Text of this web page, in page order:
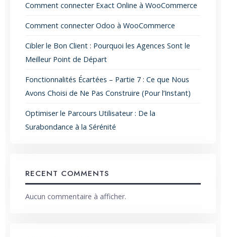
Comment connecter Exact Online à WooCommerce
Comment connecter Odoo à WooCommerce
Cibler le Bon Client : Pourquoi les Agences Sont le
Meilleur Point de Départ
Fonctionnalités Écartées – Partie 7 : Ce que Nous
Avons Choisi de Ne Pas Construire (Pour l’Instant)
Optimiser le Parcours Utilisateur : De la
Surabondance à la Sérénité
RECENT COMMENTS
Aucun commentaire à afficher.